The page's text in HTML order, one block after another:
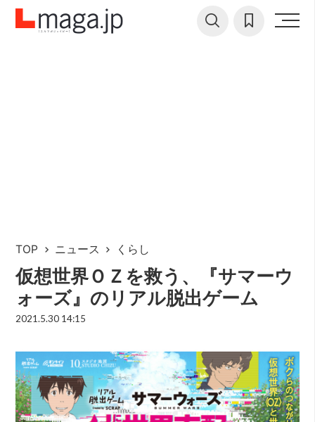
TOP ニュース くらし
仮想世界ＯＺを救う、『サマーウ
ォーズ』のリアル脱出ゲーム
2021.5.30 14:15